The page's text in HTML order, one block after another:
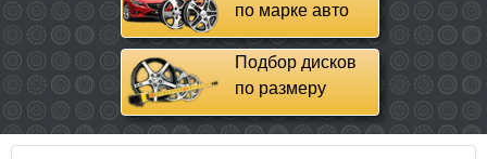
по марке авто
Подбор дисков
по размеру